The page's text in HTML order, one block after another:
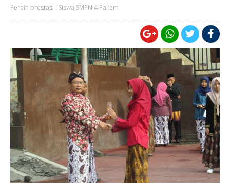
Peraih prestasi : Siswa SMPN 4 Pakem